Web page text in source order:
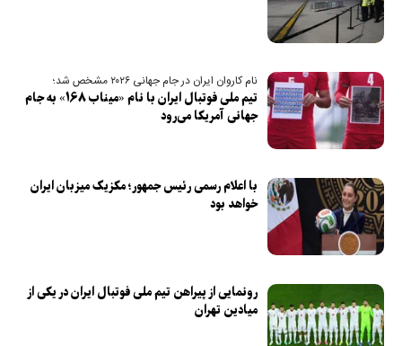
نام کاروان ایران در جام جهانی ۲۰۲۶ مشخص شد؛
تیم ملی فوتبال ایران با نام «میناب ۱۶۸» به جام
جهانی آمریکا می‌رود
با اعلام رسمی رئیس جمهور؛ مکزیک میزبان ایران
خواهد بود
رونمایی از پیراهن تیم ملی فوتبال ایران در یکی از
میادین تهران